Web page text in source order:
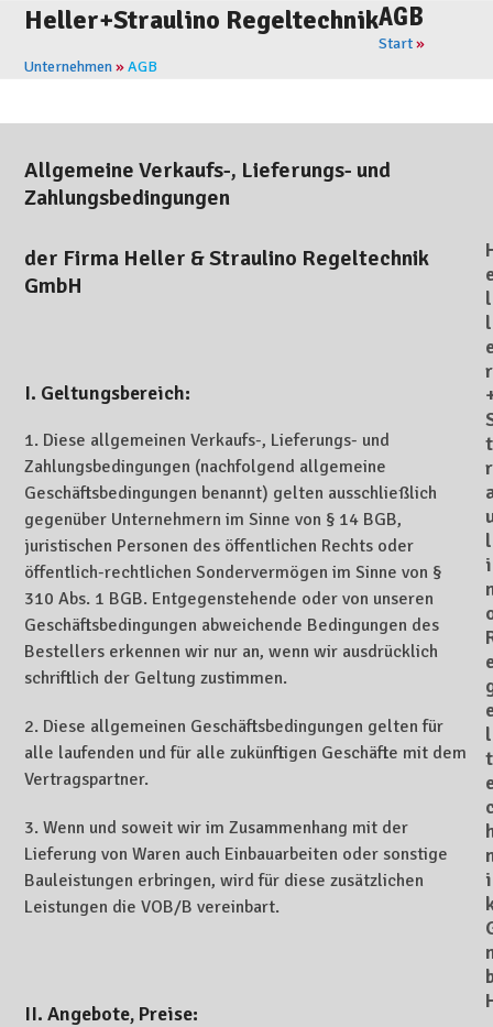
Skip
content
Heller+Straulino Regeltechnik
Open
mobile
Close
mobile
AGB
Start»
Unternehmen»AGB
Allgemeine Verkaufs-, Lieferungs- und
Zahlungsbedingungen
der Firma Heller & Straulino Regeltechnik
GmbH
I. Geltungsbereich:
1. Diese allgemeinen Verkaufs-, Lieferungs- und
Zahlungsbedingungen (nachfolgend allgemeine
Geschäftsbedingungen benannt) gelten ausschließlich
gegenüber Unternehmern im Sinne von § 14 BGB,
juristischen Personen des öffentlichen Rechts oder
öffentlich-rechtlichen Sondervermögen im Sinne von §
310 Abs. 1 BGB. Entgegenstehende oder von unseren
Geschäftsbedingungen abweichende Bedingungen des
Bestellers erkennen wir nur an, wenn wir ausdrücklich
schriftlich der Geltung zustimmen.
2. Diese allgemeinen Geschäftsbedingungen gelten für
alle laufenden und für alle zukünftigen Geschäfte mit dem
Vertragspartner.
3. Wenn und soweit wir im Zusammenhang mit der
Lieferung von Waren auch Einbauarbeiten oder sonstige
Bauleistungen erbringen, wird für diese zusätzlichen
Leistungen die VOB/B vereinbart.
II. Angebote, Preise:
l
l
r
t
r
l
i
l
t
i